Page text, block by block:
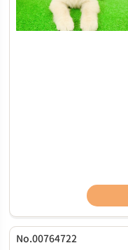
No.00764722